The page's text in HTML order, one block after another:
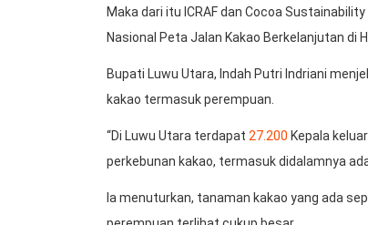
Maka dari itu ICRAF dan Cocoa
Nasional Peta Jalan Kakao Berkelanjutan di
Bupati Luwu Utara, Indah Putri Indriani
kakao termasuk perempuan.
“Di Luwu Utara terdapat 27.200 Kepala
perkebunan kakao, termasuk didalamnya
Ia menuturkan, tanaman kakao yang ada